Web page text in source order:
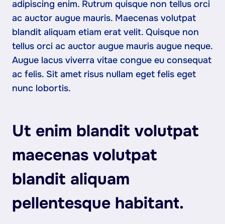
adipiscing enim. Rutrum quisque non tellus orci
ac auctor augue mauris. Maecenas volutpat
blandit aliquam etiam erat velit. Quisque non
tellus orci ac auctor augue mauris augue neque.
Augue lacus viverra vitae congue eu consequat
ac felis. Sit amet risus nullam eget felis eget
nunc lobortis.
Ut enim blandit volutpat
maecenas volutpat
blandit aliquam
pellentesque habitant.